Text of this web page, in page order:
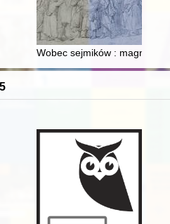
i słowiańska obecność
Wobec sejmików :